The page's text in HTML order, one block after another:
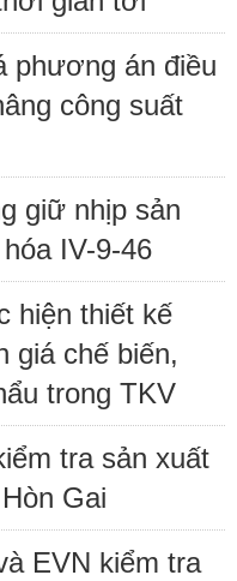
phương án điều
công suất
giữ nhịp sản
IV-9-46
hiện thiết kế
giá chế biến,
trong TKV
tra sản xuất
Gai
EVN kiểm tra